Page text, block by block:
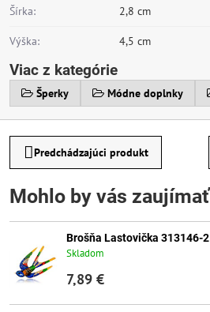
Šírka: 2,8 cm
Výška: 4,5 cm
Viac z kategórie
Šperky Módne doplnky
Predchádzajúci produkt
Mohlo by vás zaujímať
Brošňa Lastovička 313146-2
Skladom
7,89 €